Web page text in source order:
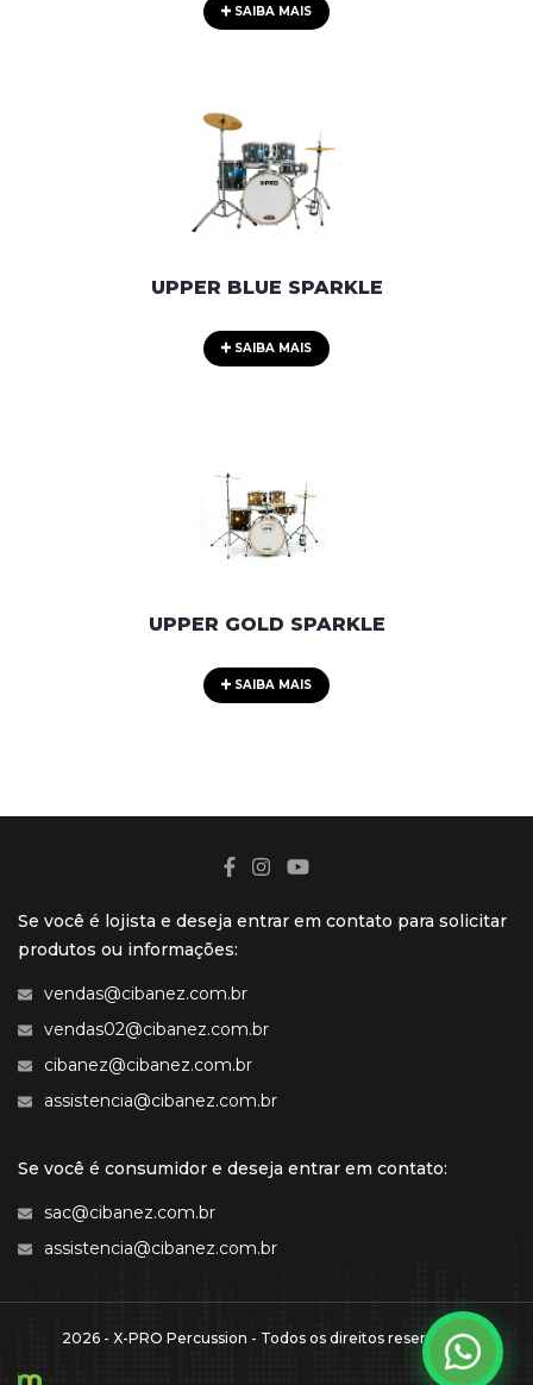
SAIBA MAIS
UPPER BLUE SPARKLE
SAIBA MAIS
UPPER GOLD SPARKLE
SAIBA MAIS
Se você é lojista e deseja entrar em contato para solicitar
produtos ou informações:
vendas@cibanez.com.br
vendas02@cibanez.com.br
cibanez@cibanez.com.br
assistencia@cibanez.com.br
Se você é consumidor e deseja entrar em contato:
sac@cibanez.com.br
assistencia@cibanez.com.br
2026 - X-PRO Percussion - Todos os direitos reservados.